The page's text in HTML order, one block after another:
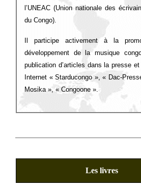
l’UNEAC (Union nationale des
du Congo).
Il participe activement à la
développement de la musique
publication d’articles dans la presse
Internet « Starducongo », « Dac-
Mosika », « Congoone ».
Les livres